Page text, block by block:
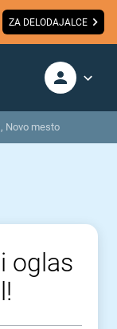
ZA DELODAJALCE
Novo mesto
oglas